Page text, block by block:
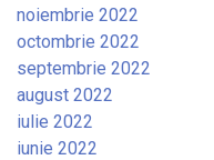
noiembrie 2022
octombrie 2022
septembrie 2022
august 2022
iulie 2022
iunie 2022